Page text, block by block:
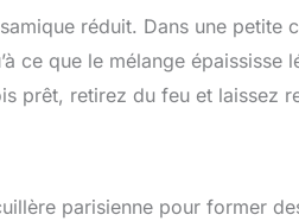
réduit. Dans une petite
ce que le mélange
prêt, retirez du feu et laissez
parisienne pour former